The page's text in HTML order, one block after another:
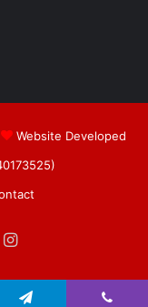
Website Developed
Instagram